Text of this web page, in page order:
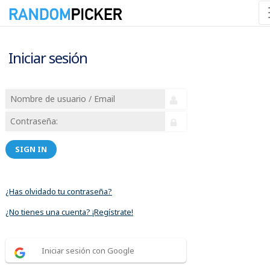
Iniciar sesión
SIGN IN
¿Has olvidado tu contraseña?
¿No tienes una cuenta? ¡Regístrate!
Iniciar sesión con Google